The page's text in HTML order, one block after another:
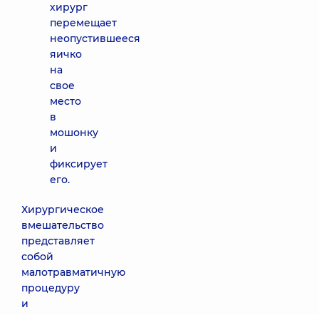
хирург
перемещает
неопустившееся
яичко
на
свое
место
в
мошонку
и
фиксирует
его.
Хирургическое
вмешательство
представляет
собой
малотравматичную
процедуру
и